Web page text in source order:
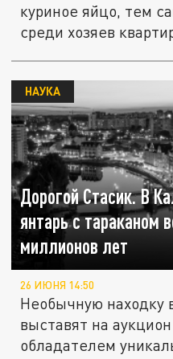
куриное яйцо, тем
среди хозяев
Дорогой Стасик. В
янтарь с тараканом
миллионов лет
НАУКА
26 ИЮНЯ 14:50
Необычную находку
выставят на
обладателем